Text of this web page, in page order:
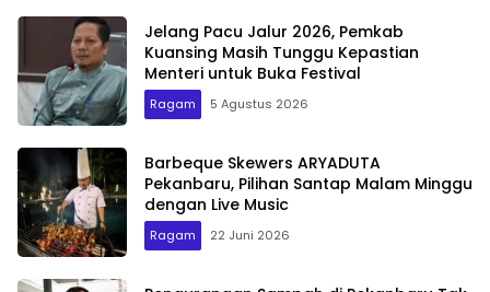
Jelang Pacu Jalur 2026, Pemkab
Kuansing Masih Tunggu Kepastian
Menteri untuk Buka Festival
Ragam 5 Agustus 2026
Barbeque Skewers ARYADUTA
Pekanbaru, Pilihan Santap Malam Minggu
dengan Live Music
Ragam 22 Juni 2026